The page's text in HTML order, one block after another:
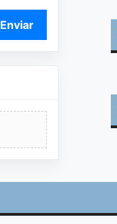
Enviar